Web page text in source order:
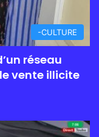
-CULTURE
réseau
vente illicite